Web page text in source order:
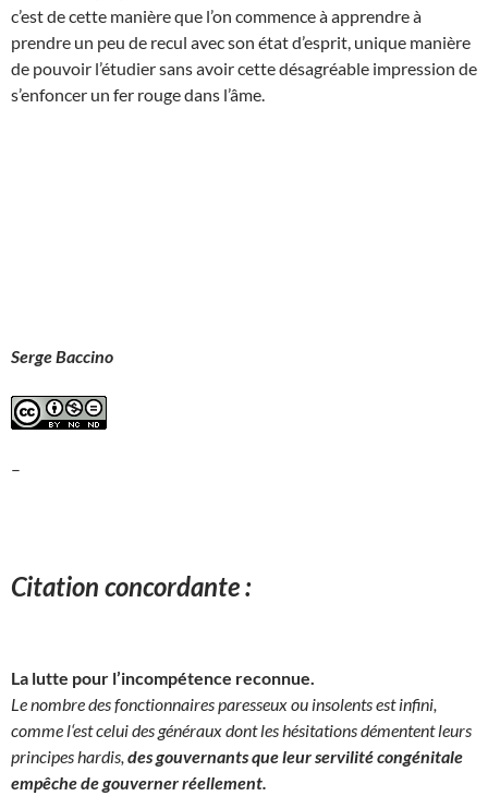
c’est de cette manière que l’on commence à apprendre à
prendre un peu de recul avec son état d’esprit, unique manière
de pouvoir l’étudier sans avoir cette désagréable impression de
s’enfoncer un fer rouge dans l’âme.
Serge Baccino
–
Citation concordante :
La lutte pour l’incompétence reconnue.
Le nombre des fonctionnaires paresseux ou insolents est infini,
comme l‘est celui des généraux dont les hésitations démentent leurs
principes hardis, des gouvernants que leur servilité congénitale
empêche de gouverner réellement.